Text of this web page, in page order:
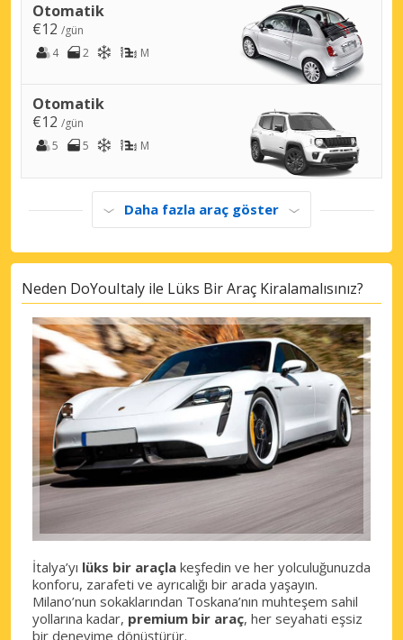
Otomatik
€12 /gün
4
2 M
Otomatik
€12 /gün
5
5 M
Daha fazla araç göster
Neden DoYouItaly ile Lüks Bir Araç Kiralamalısınız?
İtalya’yı lüks bir araçla keşfedin ve her yolculuğunuzda
konforu, zarafeti ve ayrıcalığı bir arada yaşayın.
Milano’nun sokaklarından Toskana’nın muhteşem sahil
yollarına kadar, premium bir araç, her seyahati eşsiz
bir deneyime dönüştürür.